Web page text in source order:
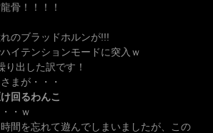
骨！！！！
のブラッドホルンが!!!
イテンションモードに突入ｗ
出した訳です！
まが・・・
回るわんこ
・ｗ
間を忘れて遊んでしまいましたが、この